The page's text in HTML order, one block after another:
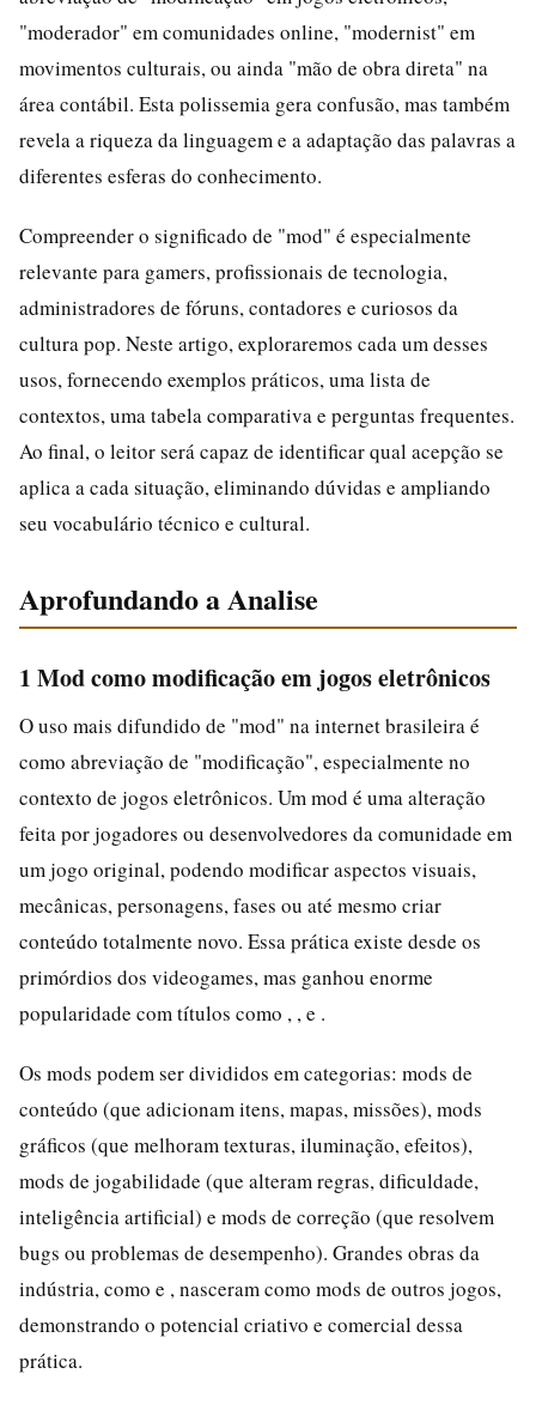
"moderador" em comunidades online, "modernist" em
movimentos culturais, ou ainda "mão de obra direta" na
área contábil. Esta polissemia gera confusão, mas também
revela a riqueza da linguagem e a adaptação das palavras a
diferentes esferas do conhecimento.
Compreender o significado de "mod" é especialmente
relevante para gamers, profissionais de tecnologia,
administradores de fóruns, contadores e curiosos da
cultura pop. Neste artigo, exploraremos cada um desses
usos, fornecendo exemplos práticos, uma lista de
contextos, uma tabela comparativa e perguntas frequentes.
Ao final, o leitor será capaz de identificar qual acepção se
aplica a cada situação, eliminando dúvidas e ampliando
seu vocabulário técnico e cultural.
Aprofundando a Analise
1 Mod como modificação em jogos eletrônicos
O uso mais difundido de "mod" na internet brasileira é
como abreviação de "modificação", especialmente no
contexto de jogos eletrônicos. Um mod é uma alteração
feita por jogadores ou desenvolvedores da comunidade em
um jogo original, podendo modificar aspectos visuais,
mecânicas, personagens, fases ou até mesmo criar
conteúdo totalmente novo. Essa prática existe desde os
primórdios dos videogames, mas ganhou enorme
popularidade com títulos como , , e .
Os mods podem ser divididos em categorias: mods de
conteúdo (que adicionam itens, mapas, missões), mods
gráficos (que melhoram texturas, iluminação, efeitos),
mods de jogabilidade (que alteram regras, dificuldade,
inteligência artificial) e mods de correção (que resolvem
bugs ou problemas de desempenho). Grandes obras da
indústria, como e , nasceram como mods de outros jogos,
demonstrando o potencial criativo e comercial dessa
prática.